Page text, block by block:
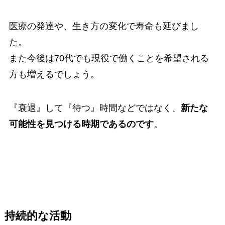
医療の発達や、生き方の変化で寿命も延びまし
た。
また今後は70代でも現役で働くことを希望される
方も増えるでしょう。
『衰退』して『待つ』時間などではなく、 新たな
可能性を見つける時期であるのです。
持続的な活動